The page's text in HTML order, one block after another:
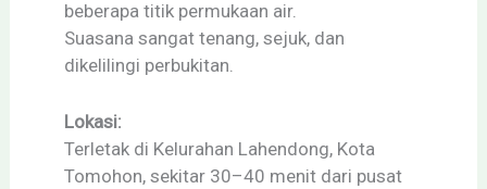
beberapa titik permukaan air.
Suasana sangat tenang, sejuk, dan
dikelilingi perbukitan.
Lokasi:
Terletak di Kelurahan Lahendong, Kota
Tomohon, sekitar 30–40 menit dari pusat